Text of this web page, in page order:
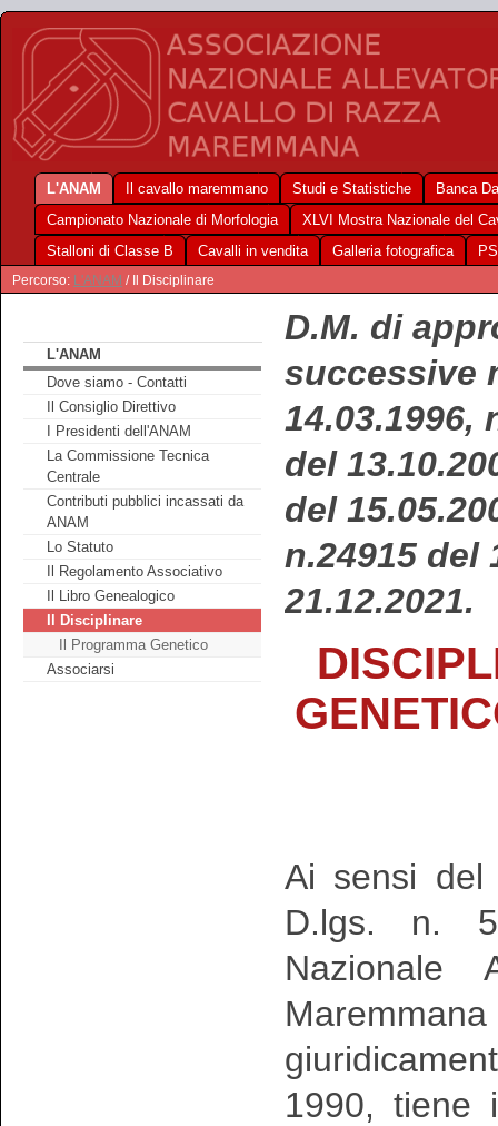
L'ANAM Il cavallo maremmano Studi e Statistiche
Banca
Campionato Nazionale di Morfologia
XLVI Mostra Nazionale del
Stalloni di Classe B
Cavalli in vendita Galleria fotografica
Percorso: L'ANAM / Il Disciplinare
L'ANAM
Dove siamo - Contatti
Il Consiglio Direttivo
I Presidenti dell'ANAM
La Commissione Tecnica
Centrale
Contributi pubblici incassati da
ANAM
Lo Statuto
Il Regolamento Associativo
Il Libro Genealogico
Il Disciplinare
Il Programma Genetico
Associarsi
D.M. di
successive
14.03.1996,
del
del
n.24915 del
21.12.2021.
Ai sensi del
D.lgs. n.
1990, tiene